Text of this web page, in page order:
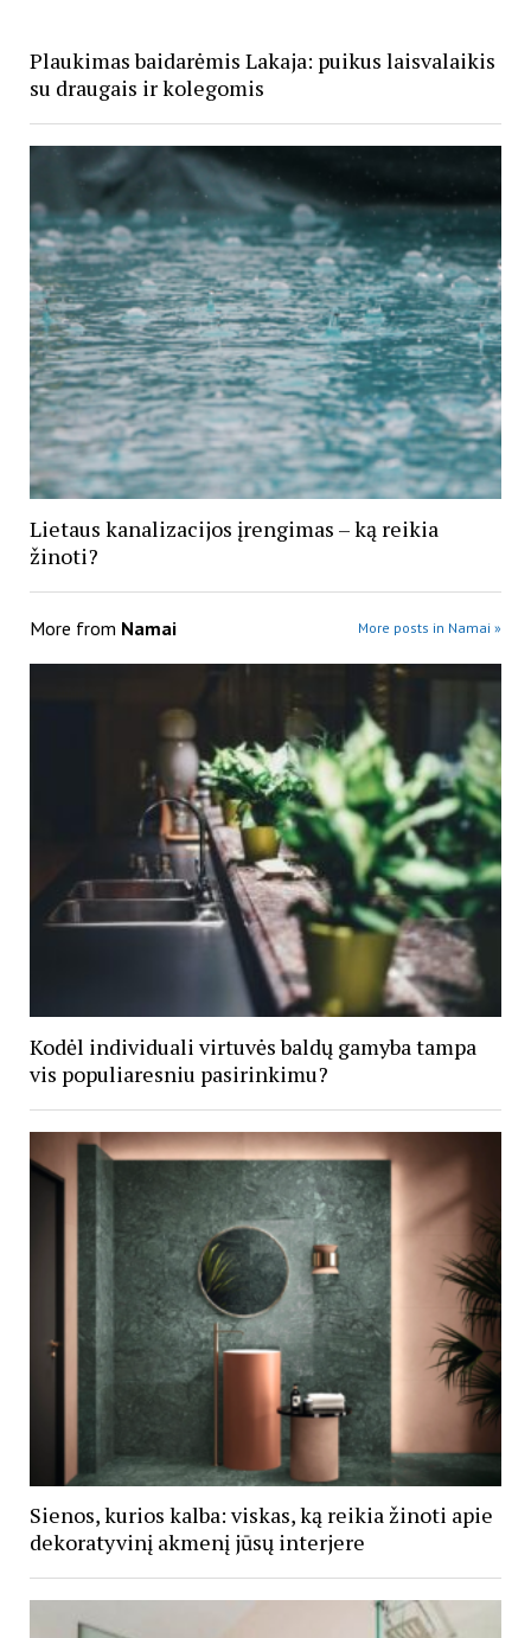
Plaukimas baidarėmis Lakaja: puikus laisvalaikis
su draugais ir kolegomis
Lietaus kanalizacijos įrengimas – ką reikia
žinoti?
More from Namai More posts in Namai »
Kodėl individuali virtuvės baldų gamyba tampa
vis populiaresniu pasirinkimu?
Sienos, kurios kalba: viskas, ką reikia žinoti apie
dekoratyvinį akmenį jūsų interjere